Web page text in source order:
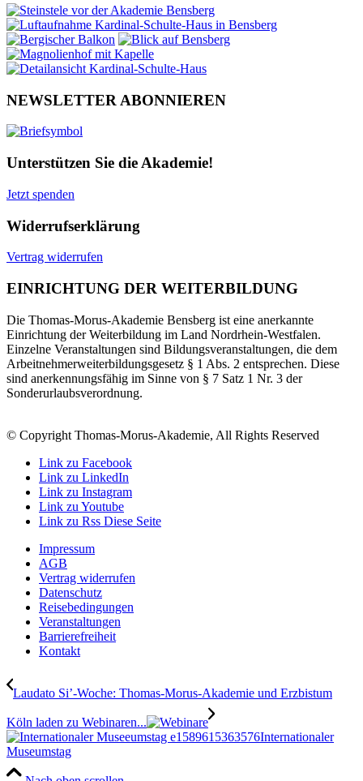
NEWSLETTER ABONNIEREN
Unterstützen Sie die Akademie!
Jetzt spenden
Widerrufserklärung
Vertrag widerrufen
EINRICHTUNG DER WEITERBILDUNG
Die Thomas-Morus-Akademie Bensberg ist eine anerkannte
Einrichtung der Weiterbildung im Land Nordrhein-Westfalen.
Einzelne Veranstaltungen sind Bildungsveranstaltungen, die dem
Arbeitnehmerweiterbildungsgesetz § 1 Abs. 2 entsprechen. Diese
sind anerkennungsfähig im Sinne von § 7 Satz 1 Nr. 3 der
Sonderurlaubsverordnung.
© Copyright Thomas-Morus-Akademie, All Rights Reserved
Link zu Facebook
Link zu LinkedIn
Link zu Instagram
Link zu Youtube
Link zu Rss Diese Seite
Impressum
AGB
Vertrag widerrufen
Datenschutz
Reisebedingungen
Veranstaltungen
Barrierefreiheit
Kontakt
Laudato Si’-Woche: Thomas-Morus-Akademie und Erzbistum
Köln laden zu Webinaren...
Internationaler
Museumstag